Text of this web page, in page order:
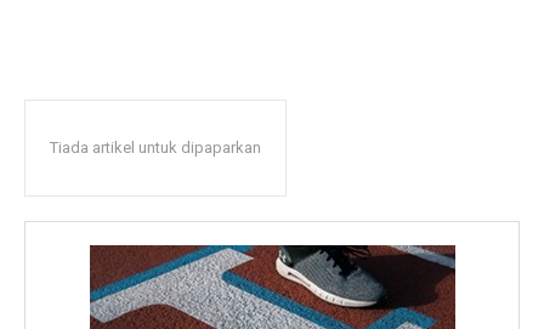
Tiada artikel untuk dipaparkan